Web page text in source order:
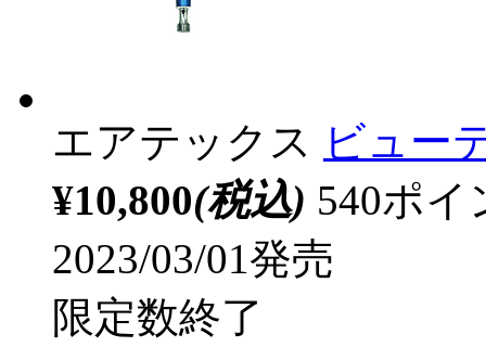
エアテックス ビュー
¥10,800(税込) 540ポ
2023/03/01発売
限定数終了